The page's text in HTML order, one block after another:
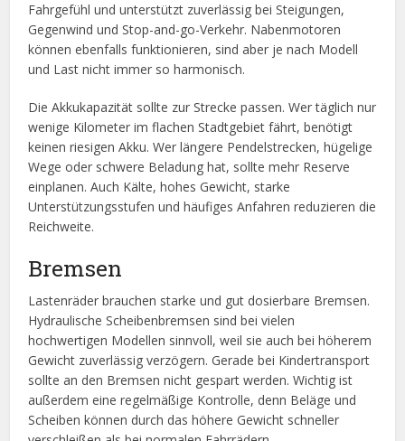
Fahrgefühl und unterstützt zuverlässig bei Steigungen,
Gegenwind und Stop-and-go-Verkehr. Nabenmotoren
können ebenfalls funktionieren, sind aber je nach Modell
und Last nicht immer so harmonisch.
Die Akkukapazität sollte zur Strecke passen. Wer täglich nur
wenige Kilometer im flachen Stadtgebiet fährt, benötigt
keinen riesigen Akku. Wer längere Pendelstrecken, hügelige
Wege oder schwere Beladung hat, sollte mehr Reserve
einplanen. Auch Kälte, hohes Gewicht, starke
Unterstützungsstufen und häufiges Anfahren reduzieren die
Reichweite.
Bremsen
Lastenräder brauchen starke und gut dosierbare Bremsen.
Hydraulische Scheibenbremsen sind bei vielen
hochwertigen Modellen sinnvoll, weil sie auch bei höherem
Gewicht zuverlässig verzögern. Gerade bei Kindertransport
sollte an den Bremsen nicht gespart werden. Wichtig ist
außerdem eine regelmäßige Kontrolle, denn Beläge und
Scheiben können durch das höhere Gewicht schneller